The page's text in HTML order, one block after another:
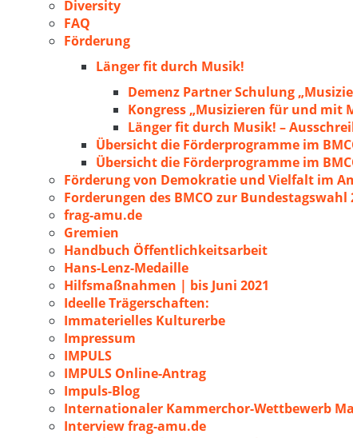
Diversity
FAQ
Förderung
Länger fit durch Musik!
Demenz Partner Schulung
Kongress „Musizieren für und mit
Länger fit durch Musik! –
Übersicht die Förderprogramme im
Übersicht die Förderprogramme im
Förderung von Demokratie und Vielfalt im
Forderungen des BMCO zur Bundestagswahl
frag-amu.de
Gremien
Handbuch Öffentlichkeitsarbeit
Hans-Lenz-Medaille
Hilfsmaßnahmen | bis Juni 2021
Ideelle Trägerschaften:
Immaterielles Kulturerbe
Impressum
IMPULS
IMPULS Online-Antrag
Impuls-Blog
Internationaler Kammerchor-Wettbewerb
Interview frag-amu.de